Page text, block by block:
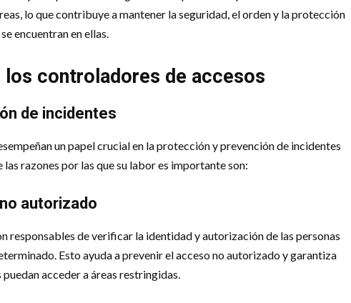
lo que contribuye a mantener la seguridad, el orden y la protección
encuentran en ellas.
los controladores de accesos
de incidentes
un papel crucial en la protección y prevención de incidentes
razones por las que su labor es importante son:
autorizado
responsables de verificar la identidad y autorización de las personas
Esto ayuda a prevenir el acceso no autorizado y garantiza
acceder a áreas restringidas.